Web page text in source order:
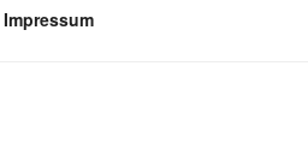
Impressum